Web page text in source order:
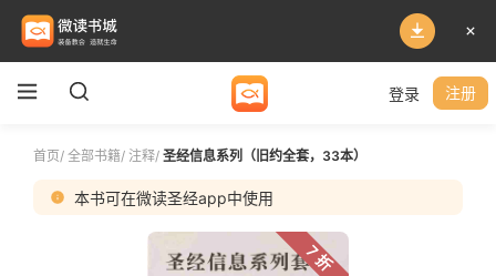
登录 注册
首页/ 全部书籍/ 注释/ 圣经信息系列（旧约全套，33本）
本书可在微读圣经app中使用
7 折